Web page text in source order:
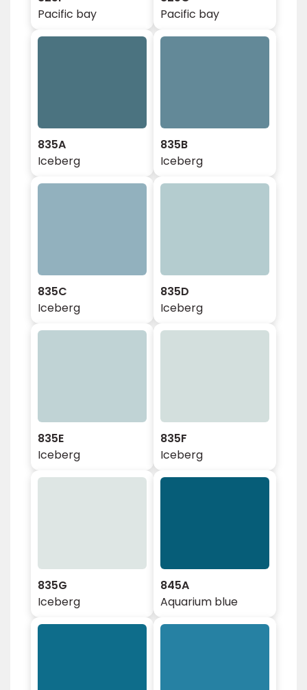
Pacific bay
Pacific bay
835A
Iceberg
835B
Iceberg
835C
Iceberg
835D
Iceberg
835E
Iceberg
835F
Iceberg
835G
Iceberg
845A
Aquarium blue